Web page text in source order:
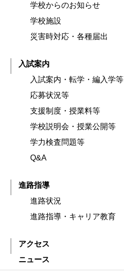
学校からのお知らせ
学校施設
災害時対応・各種届出
入試案内
入試案内・転学・編入学等
応募状況等
支援制度・授業料等
学校説明会・授業公開等
学力検査問題等
Q&A
進路指導
進路状況
進路指導・キャリア教育
アクセス
ニュース